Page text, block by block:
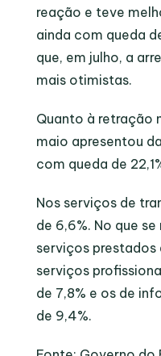
reação e teve
ainda com queda
que, em julho, a
mais otimistas.
Quanto à retração
maio apresentou
com queda de
Nos serviços de
de 6,6%. No que
serviços prestados
serviços
de 7,8% e os de
de 9,4%.